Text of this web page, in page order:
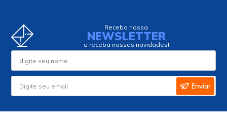
Receba nossa
NEWSLETTER
e receba nossas novidades!
Enviar